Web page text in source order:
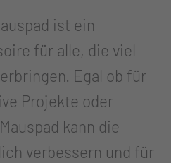
ist ein
für alle, die viel
Egal ob für
Projekte oder
kann die
verbessern und für